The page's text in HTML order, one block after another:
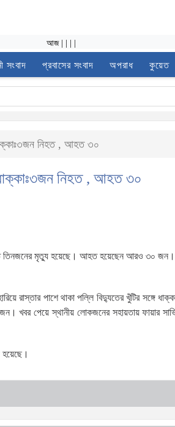
আজ
সংবাদ প্রবাসের সংবাদ অপরাধ কুয়েত
ধাক্কাঃ৩জন নিহত , আহত ৩০
ধাক্কাঃ৩জন নিহত , আহত ৩০
তিনজনের মৃত্যু হয়েছে। আহত হয়েছেন আরও ৩০ জন।
রাস্তার পাশে থাকা পল্লি বিদ্যুতের খুঁটির সঙ্গে
পেয়ে স্থানীয় লোকজনের সহায়তায় ফায়ার
হয়েছে।